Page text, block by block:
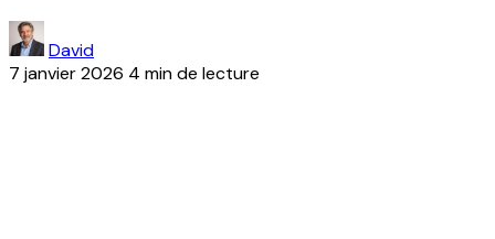
David
7 janvier 2026 4 min de lecture